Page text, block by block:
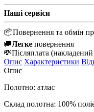
Наші сервіси
📦Повернення та обмін
🚚Легке повернення
💸Післяплата
Опис Характеристики
Опис
Полотно: атлас
Склад полотна: 100%